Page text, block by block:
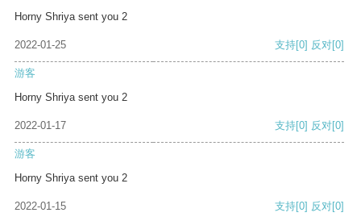
Horny Shriya sent you 2
2022-01-25 支持[0] 反对[0]
游客
Horny Shriya sent you 2
2022-01-17 支持[0] 反对[0]
游客
Horny Shriya sent you 2
2022-01-15 支持[0] 反对[0]